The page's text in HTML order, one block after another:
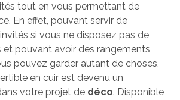
tout en vous permettant de
En effet, pouvant servir de
si vous ne disposez pas de
et pouvant avoir des rangements
pouvez garder autant de choses,
en cuir est devenu un
votre projet de déco. Disponible